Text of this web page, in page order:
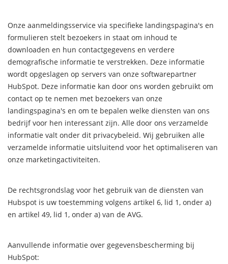
Onze aanmeldingsservice via specifieke landingspagina's en
formulieren stelt bezoekers in staat om inhoud te
downloaden en hun contactgegevens en verdere
demografische informatie te verstrekken. Deze informatie
wordt opgeslagen op servers van onze softwarepartner
HubSpot. Deze informatie kan door ons worden gebruikt om
contact op te nemen met bezoekers van onze
landingspagina's en om te bepalen welke diensten van ons
bedrijf voor hen interessant zijn. Alle door ons verzamelde
informatie valt onder dit privacybeleid. Wij gebruiken alle
verzamelde informatie uitsluitend voor het optimaliseren van
onze marketingactiviteiten.
De rechtsgrondslag voor het gebruik van de diensten van
Hubspot is uw toestemming volgens artikel 6, lid 1, onder a)
en artikel 49, lid 1, onder a) van de AVG.
Aanvullende informatie over gegevensbescherming bij
HubSpot: